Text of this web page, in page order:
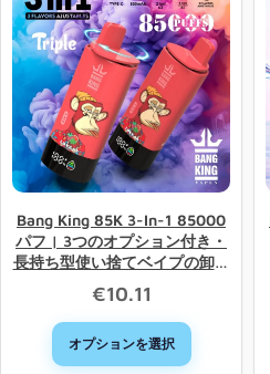
Bang King 85K 3-In-1 85000
パフ | 3つのオプション付き・
長持ち型使い捨てベイプの卸売
り
€10.11
オプションを選択